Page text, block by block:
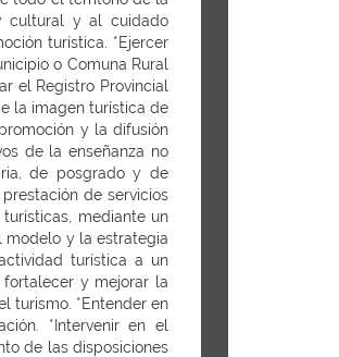
cultural y al cuidado
turística. *Ejercer
o Comuna Rural
el Registro Provincial
la imagen turística de
y la difusión
de la enseñanza no
de posgrado y de
de servicios
mediante un
modelo y la estrategia
turística a un
y mejorar la
turismo. *Entender en
*Intervenir en el
de las disposiciones